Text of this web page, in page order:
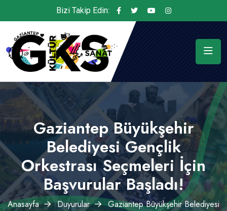
Bizi Takip Edin:
Gaziantep Büyükşehir
Belediyesi Gençlik
Orkestrası Seçmeleri İçin
Başvurular Başladı!
Anasayfa Duyurular
Gaziantep Büyükşehir Belediyesi